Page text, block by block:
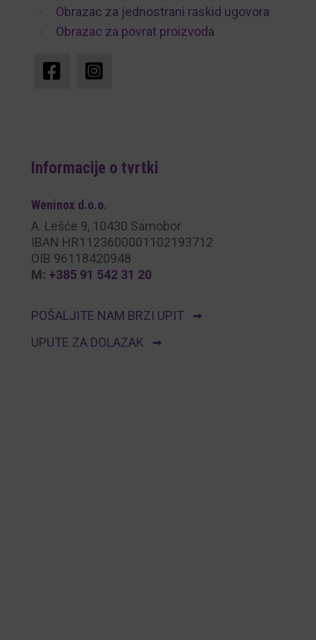
Obrazac za jednostrani raskid ugovora
Obrazac za povrat proizvoda
Informacije o tvrtki
Weninox d.o.o.
A. Lešće 9, 10430 Samobor
IBAN HR1123600001102193712
OIB 96118420948
M: +385 91 542 31 20
POŠALJITE NAM BRZI UPIT
UPUTE ZA DOLAZAK